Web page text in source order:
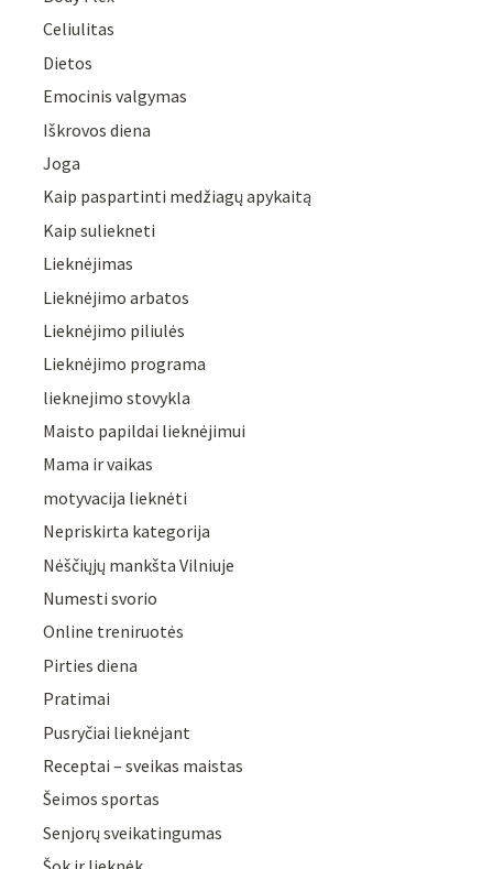
Celiulitas
Dietos
Emocinis valgymas
Iškrovos diena
Joga
Kaip paspartinti medžiagų apykaitą
Kaip suliekneti
Lieknėjimas
Lieknėjimo arbatos
Lieknėjimo piliulės
Lieknėjimo programa
lieknejimo stovykla
Maisto papildai lieknėjimui
Mama ir vaikas
motyvacija lieknėti
Nepriskirta kategorija
Nėščiųjų mankšta Vilniuje
Numesti svorio
Online treniruotės
Pirties diena
Pratimai
Pusryčiai lieknėjant
Receptai – sveikas maistas
Šeimos sportas
Senjorų sveikatingumas